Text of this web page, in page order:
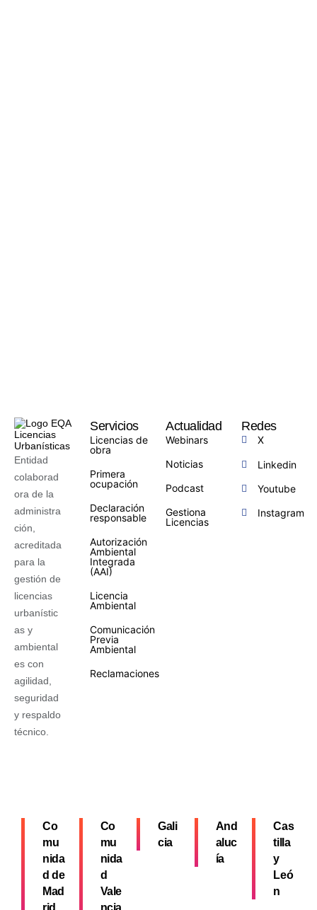
Entidad
colaborad
ora de la
administra
ción,
acreditada
para la
gestión de
licencias
urbanístic
as y
ambiental
es con
agilidad,
seguridad
y respaldo
técnico.
Servicios
Licencias de
obra
Primera
ocupación
Declaración
responsable
Autorización
Ambiental
Integrada
(AAI)
Licencia
Ambiental
Comunicación
Previa
Ambiental
Reclamaciones
Actualidad
Webinars
Noticias
Podcast
Gestiona
Licencias
Redes
X
Linkedin
Youtube
Instagram
Co
mu
nida
d de
Mad
rid
Co
mu
nida
d
Vale
ncia
Gali
cia
And
aluc
ía
Cas
tilla
y
Leó
n